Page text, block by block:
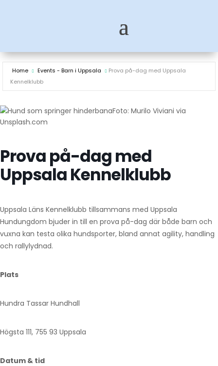
Home Events - Barn i Uppsala
Prova på-dag med Uppsala
Kennelklubb
Foto: Murilo Viviani via
Unsplash.com
Prova på-dag med
Uppsala Kennelklubb
Uppsala Läns Kennelklubb tillsammans med Uppsala
Hundungdom bjuder in till en prova på-dag där både barn och
vuxna kan testa olika hundsporter, bland annat agility, handling
och rallylydnad.
Plats
Hundra Tassar Hundhall
Högsta 111, 755 93 Uppsala
Datum & tid